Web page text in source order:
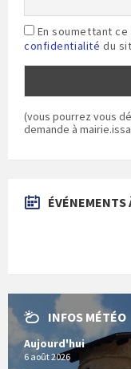
En soumettant
confidentialité du
(vous pourrez vous
demande à
ÉVÉNEMENTS
INFOS MÉTÉO
Aujourd'hui
6 août 2026